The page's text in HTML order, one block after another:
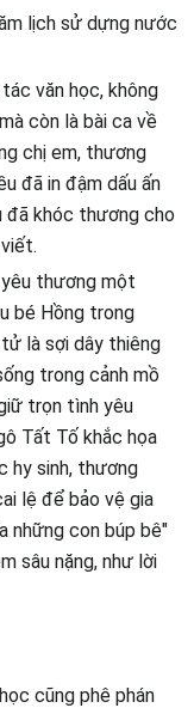
lịch sử dựng nước
văn học, không
còn là bài ca về
chị em, thương
đã in đậm dấu ấn
đã khóc thương cho
thương một
bé Hồng trong
là sợi dây thiêng
trong cảnh mồ
trọn tình yêu
Tất Tố khắc họa
hy sinh, thương
lệ để bảo vệ gia
những con búp bê"
sâu nặng, như lời
cũng phê phán